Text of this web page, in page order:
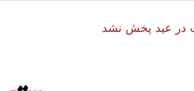
در عید پخش نشد